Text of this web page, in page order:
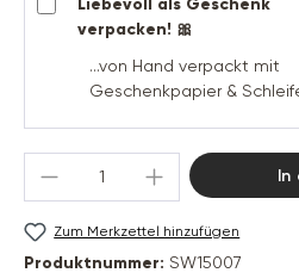
Liebevoll als Geschenk
verpacken! 🎀
...von Hand verpackt mit
Geschenkpapier &
Produkt Anzahl: Gib In
Zum Merkzettel hinzufügen
Produktnummer: SW15007